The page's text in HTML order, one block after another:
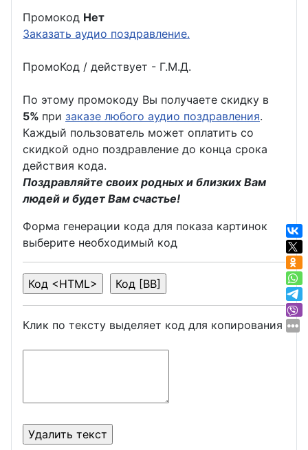
Промокод Нет
Заказать аудио поздравление.
ПромоКод / действует - Г.М.Д.
По этому промокоду Вы получаете скидку в
5% при заказе любого аудио поздравления.
Каждый пользователь может оплатить со
скидкой одно поздравление до конца срока
действия кода.
Поздравляйте своих родных и близких Вам
людей и будет Вам счастье!
Форма генерации кода для показа картинок
выберите необходимый код
Клик по тексту выделяет код для копирования